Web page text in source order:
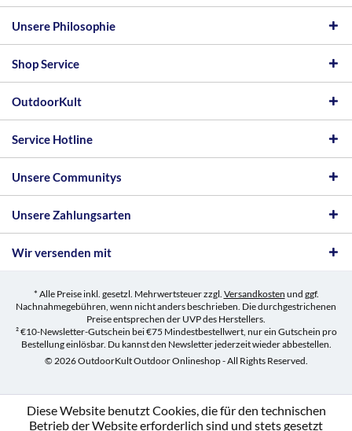
Unsere Philosophie
Shop Service
OutdoorKult
Service Hotline
Unsere Communitys
Unsere Zahlungsarten
Wir versenden mit
* Alle Preise inkl. gesetzl. Mehrwertsteuer zzgl. Versandkosten und ggf.
Nachnahmegebühren, wenn nicht anders beschrieben. Die durchgestrichenen
Preise entsprechen der UVP des Herstellers.
² €10-Newsletter-Gutschein bei €75 Mindestbestellwert, nur ein Gutschein pro
Bestellung einlösbar. Du kannst den Newsletter jederzeit wieder abbestellen.
© 2026 OutdoorKult Outdoor Onlineshop - All Rights Reserved.
Diese Website benutzt Cookies, die für den technischen
Betrieb der Website erforderlich sind und stets gesetzt